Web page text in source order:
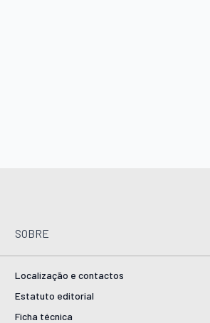
SOBRE
Localização e contactos
Estatuto editorial
Ficha técnica